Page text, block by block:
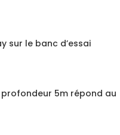
sur le banc d’essai
5m répond au